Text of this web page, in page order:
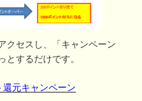
クセスし、「キャンペーン
とするだけです。
還元キャンペーン